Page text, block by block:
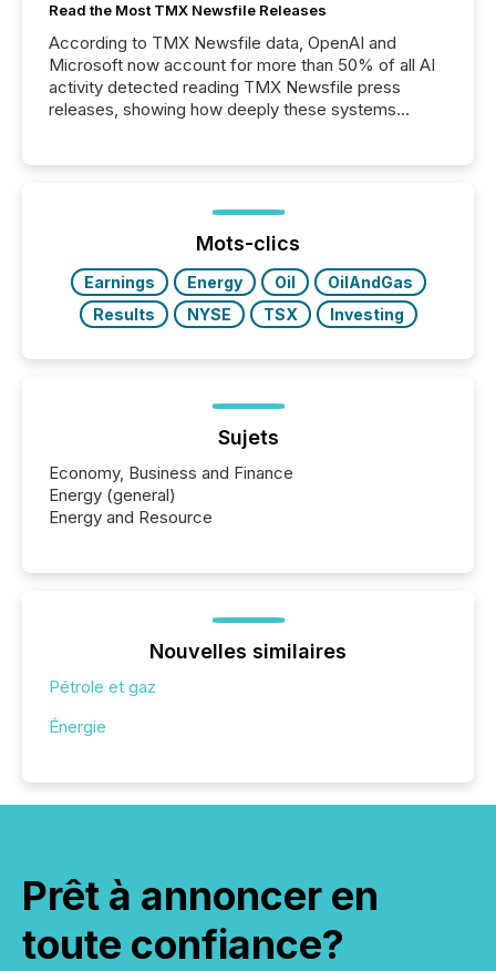
Read the Most TMX Newsfile Releases
According to TMX Newsfile data, OpenAI and
Microsoft now account for more than 50% of all AI
activity detected reading TMX Newsfile press
releases, showing how deeply these systems
Mots-clics
Earnings Energy Oil
OilAndGas
Results
NYSE TSX Investing
Sujets
Economy, Business and Finance
Energy (general)
Energy and Resource
Nouvelles similaires
Pétrole et gaz
Énergie
Prêt à annoncer en
toute confiance?